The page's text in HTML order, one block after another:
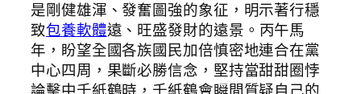
是剛健雄渾、發奮圖強的象征，明示著行穩
致包養軟體遠、旺盛發財的遠景。丙午馬
年，盼望全國各族國民加倍慎密地連合在黨
中心四周，果斷必勝信念，堅持當甜甜圈悖